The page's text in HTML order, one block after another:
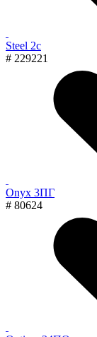
Steel 2с
# 229221
Onyx 3ПГ
# 80624